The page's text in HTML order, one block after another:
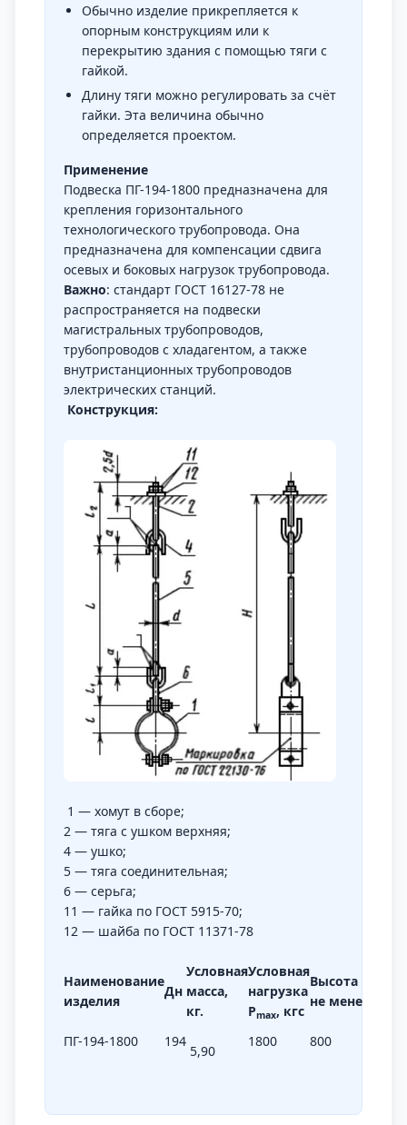
Обычно изделие прикрепляется к
опорным конструкциям или к
перекрытию здания с помощью тяги с
гайкой.
Длину тяги можно регулировать за счёт
гайки. Эта величина обычно
определяется проектом.
Применение
Подвеска ПГ-194-1800 предназначена для
крепления горизонтального
технологического трубопровода. Она
предназначена для компенсации сдвига
осевых и боковых нагрузок трубопровода.
Важно: стандарт ГОСТ 16127-78 не
распространяется на подвески
магистральных трубопроводов,
трубопроводов с хладагентом, а также
внутристанционных трубопроводов
электрических станций.
Конструкция:
1 — хомут в сборе;
2 — тяга с ушком верхняя;
4 — ушко;
5 — тяга соединительная;
6 — серьга;
11 — гайка по ГОСТ 5915-70;
12 — шайба по ГОСТ 11371-78
Наименование
изделия
Дн
Условная
масса,
кг.
Условная
нагрузка
Рmaх, кгс
Высота
не менее
ПГ-194-1800 194
5,90
1800 800